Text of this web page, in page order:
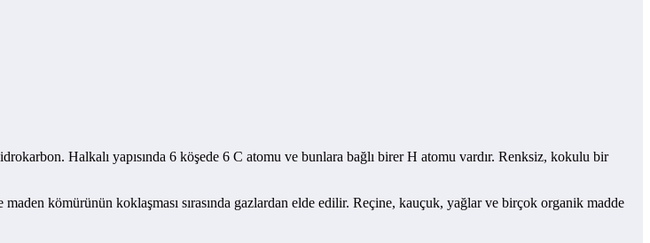
Halkalı yapısında 6 köşede 6 C atomu ve bunlara bağlı birer H atomu vardır. Renksiz, kokulu bir
kömürünün koklaşması sırasında gazlardan elde edilir. Reçine, kauçuk, yağlar ve birçok organik madde